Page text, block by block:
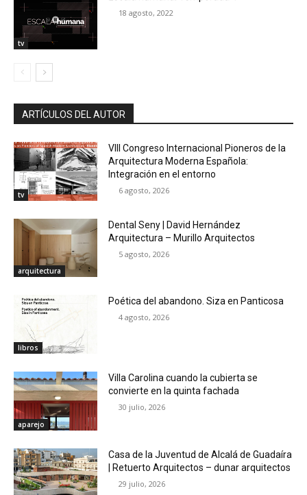
tv
18 agosto, 2022
ARTÍCULOS DEL AUTOR
tv
VIII Congreso Internacional Pioneros de la
Arquitectura Moderna Española:
Integración en el entorno
6 agosto, 2026
arquitectura
Dental Seny | David Hernández
Arquitectura – Murillo Arquitectos
5 agosto, 2026
libros
Poética del abandono. Siza en Panticosa
4 agosto, 2026
aparejo
Villa Carolina cuando la cubierta se
convierte en la quinta fachada
30 julio, 2026
Casa de la Juventud de Alcalá de Guadaíra
| Retuerto Arquitectos – dunar arquitectos
29 julio, 2026